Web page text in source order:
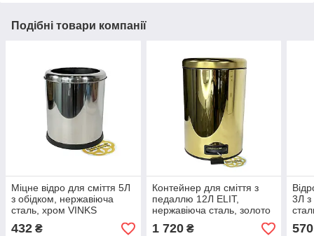
Подібні товари компанії
Міцне відро для сміття 5Л
з обідком, нержавіюча
сталь, хром VINKS
432 ₴
Контейнер для сміття з
педаллю 12Л ELIT,
нержавіюча сталь, золото
1 720₴
3Л з
570